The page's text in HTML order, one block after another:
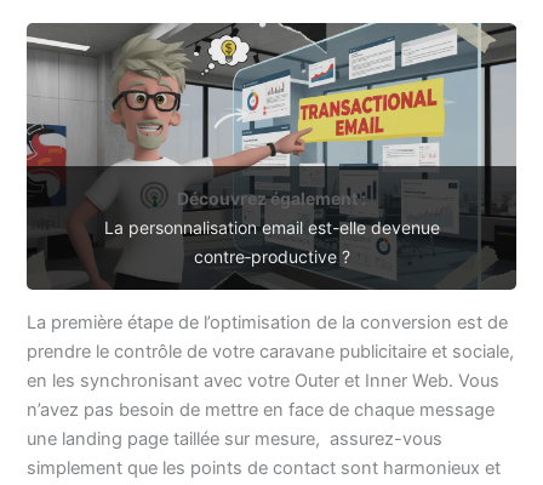
Découvrez également :
La personnalisation email est-elle devenue
contre‑productive ?
La première étape de l’optimisation de la conversion est de
prendre le contrôle de votre caravane publicitaire et sociale,
en les synchronisant avec votre Outer et Inner Web. Vous
n’avez pas besoin de mettre en face de chaque message
une landing page taillée sur mesure, assurez-vous
simplement que les points de contact sont harmonieux et